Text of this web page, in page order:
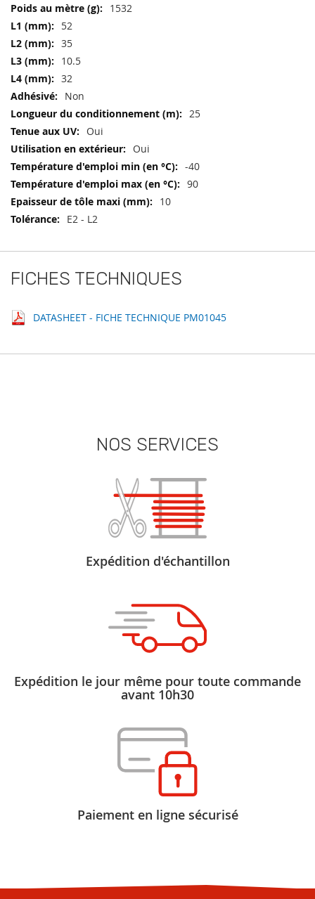
1532
52
35
10.5
32
Non
25
Oui
Oui
-40
90
10
E2 - L2
FICHES TECHNIQUES
DATASHEET - FICHE TECHNIQUE PM01045
NOS SERVICES
Expédition d'échantillon
Expédition le jour même pour toute commande
avant 10h30
Paiement en ligne sécurisé